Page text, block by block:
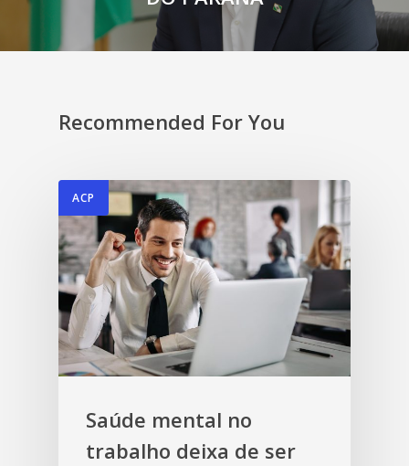
Recommended For You
ACP
Saúde mental no
trabalho deixa de ser